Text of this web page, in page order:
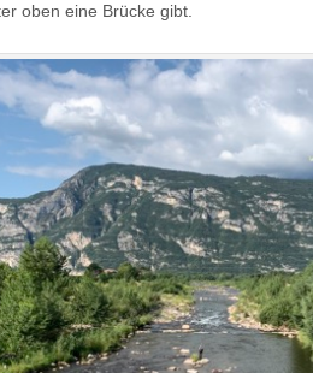
oben eine Brücke gibt.